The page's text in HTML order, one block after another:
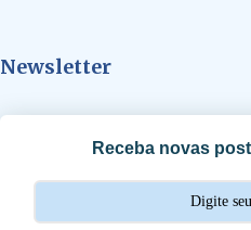
á
s
Newsletter
Receba novas